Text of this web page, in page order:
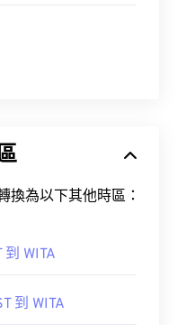
換為以下其他時區：
到 WITA
到 WITA